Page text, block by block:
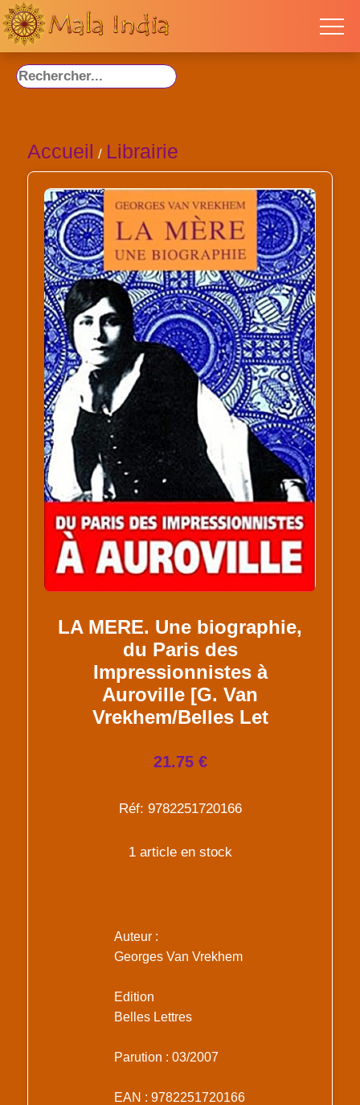
Accueil / Librairie
LA MERE. Une biographie,
du Paris des
Impressionnistes à
Auroville [G. Van
Vrekhem/Belles Let
21.75 €
Réf: 9782251720166
1 article en stock
Auteur :
Georges Van Vrekhem
Edition
Belles Lettres
Parution : 03/2007
EAN : 9782251720166